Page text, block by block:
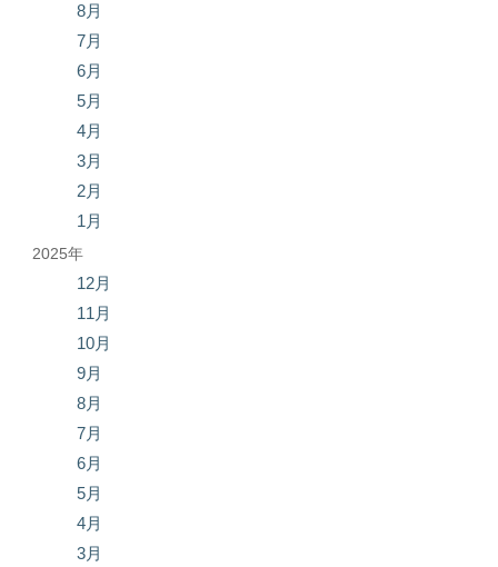
8月
7月
6月
5月
4月
3月
2月
1月
2025年
12月
11月
10月
9月
8月
7月
6月
5月
4月
3月